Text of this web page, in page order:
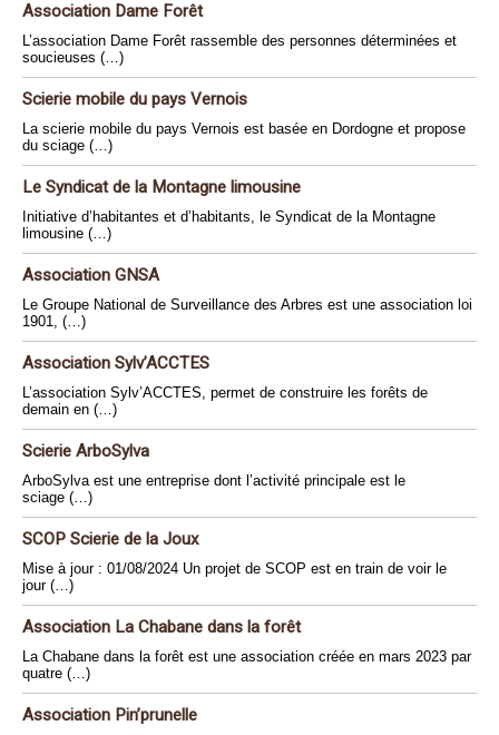
Association Dame Forêt
L’association Dame Forêt rassemble des personnes déterminées et
soucieuses (…)
Scierie mobile du pays Vernois
La scierie mobile du pays Vernois est basée en Dordogne et propose
du sciage (…)
Le Syndicat de la Montagne limousine
Initiative d’habitantes et d’habitants, le Syndicat de la Montagne
limousine (…)
Association GNSA
Le Groupe National de Surveillance des Arbres est une association loi
1901, (…)
Association Sylv’ACCTES
L’association Sylv’ACCTES, permet de construire les forêts de
demain en (…)
Scierie ArboSylva
ArboSylva est une entreprise dont l’activité principale est le
sciage (…)
SCOP Scierie de la Joux
Mise à jour : 01/08/2024 Un projet de SCOP est en train de voir le
jour (…)
Association La Chabane dans la forêt
La Chabane dans la forêt est une association créée en mars 2023 par
quatre (…)
Association Pin’prunelle